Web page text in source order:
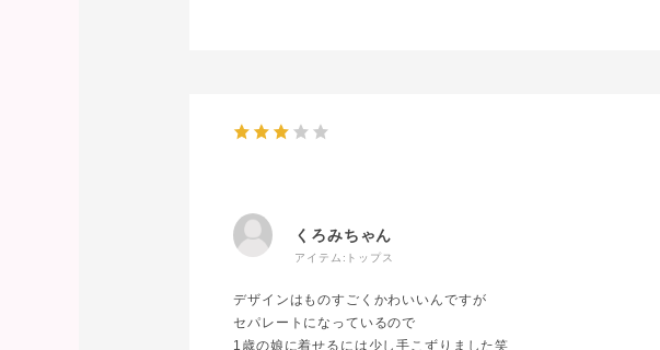
くろみちゃん
アイテム: トップス
デザインはものすごくかわいいんですが
セパレートになっているので
1歳の娘に着せるには少し手こずりました笑